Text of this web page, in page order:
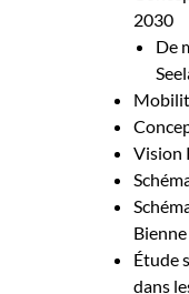
2030
De
Vision
Étude
dans